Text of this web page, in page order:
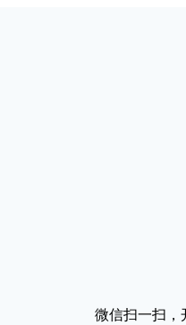
微信扫一扫，